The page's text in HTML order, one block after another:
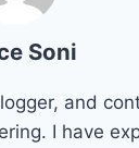
Soni
and
I have